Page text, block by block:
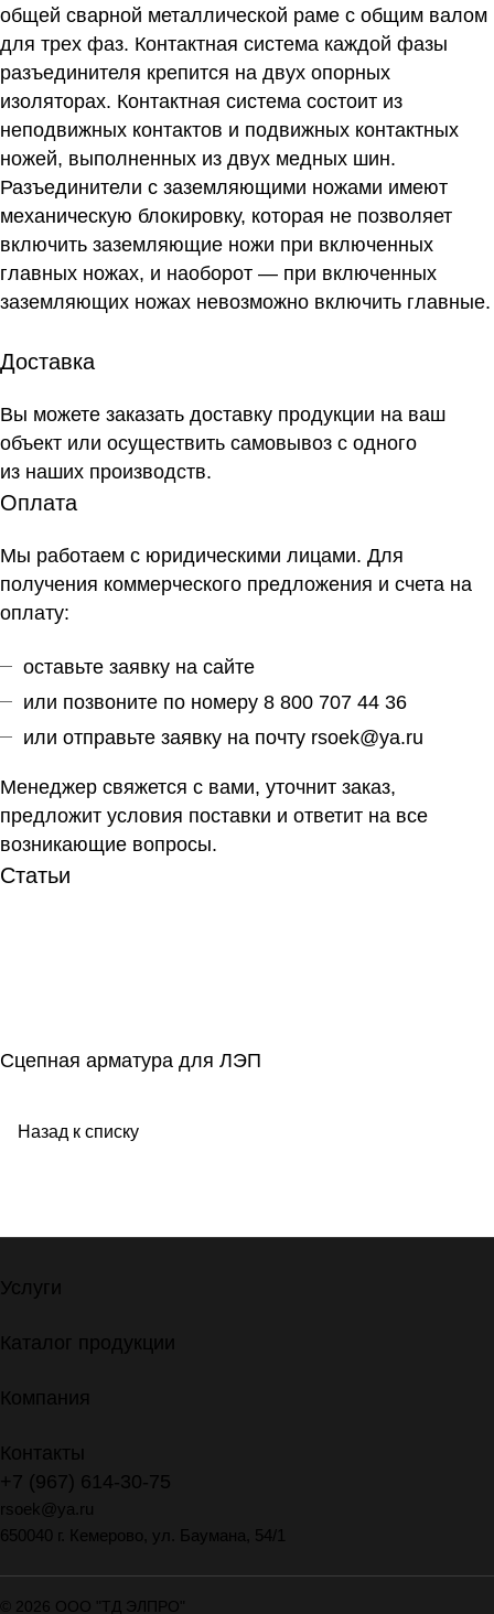
общей сварной металлической раме с общим валом
для трех фаз. Контактная система каждой фазы
разъединителя крепится на двух опорных
изоляторах. Контактная система состоит из
неподвижных контактов и подвижных контактных
ножей, выполненных из двух медных шин.
Разъединители с заземляющими ножами имеют
механическую блокировку, которая не позволяет
включить заземляющие ножи при включенных
главных ножах, и наоборот — при включенных
заземляющих ножах невозможно включить главные.
Доставка
Вы можете заказать доставку продукции на ваш
объект или осуществить самовывоз с одного
из наших производств.
Оплата
Мы работаем с юридическими лицами. Для
получения коммерческого предложения и счета на
оплату:
оставьте заявку на сайте
или позвоните по номеру 8 800 707 44 36
или отправьте заявку на почту rsoek@ya.ru
Менеджер свяжется с вами, уточнит заказ,
предложит условия поставки и ответит на все
возникающие вопросы.
Статьи
Сцепная арматура для ЛЭП
Назад к списку
Услуги
Каталог продукции
Компания
Контакты
+7 (967) 614-30-75
rsoek@ya.ru
650040 г. Кемерово, ул. Баумана, 54/1
© 2026 ООО "ТД ЭЛПРО"